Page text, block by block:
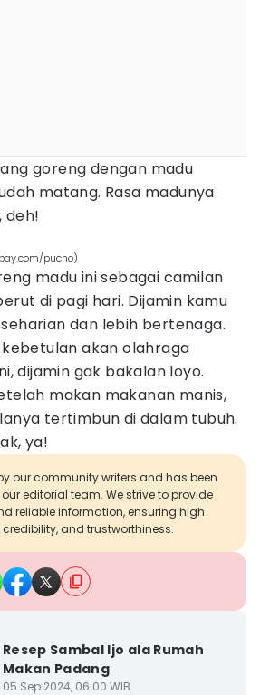
goreng dengan madu
matang. Rasa madunya
deh!
pucho)
madu ini sebagai camilan
di pagi hari. Dijamin kamu
dan lebih bertenaga.
akan olahraga
dijamin gak bakalan loyo.
makan makanan manis,
tertimbun di dalam tubuh.
ya!
our community writers and has been
editorial team. We strive to provide
reliable information, ensuring high
and trustworthiness.
Resep Sambal Ijo ala Rumah
Makan Padang
05 Sep 2024, 06:00 WIB